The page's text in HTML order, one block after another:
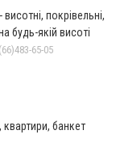
покрівельні,
будь-якій висоті
65-05
банкет